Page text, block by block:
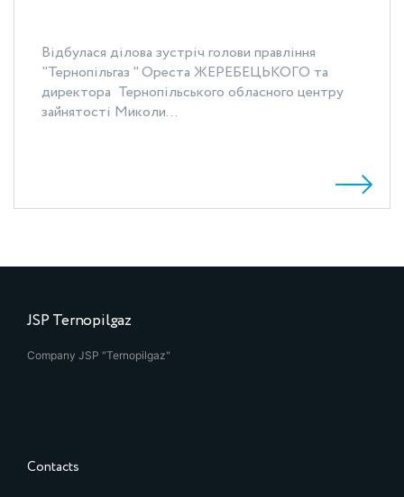
Відбулася ділова зустріч голови правління
"Тернопільгаз " Ореста ЖЕРЕБЕЦЬКОГО та
директора Тернопільського обласного центру
зайнятості Миколи...
JSP Ternopilgaz
Company JSP "Ternopilgaz"
Contacts